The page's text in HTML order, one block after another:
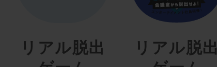
リアル脱出
リアル脱